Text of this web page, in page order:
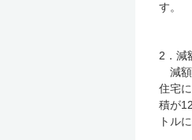
2．減
減額
住宅
積が
トル